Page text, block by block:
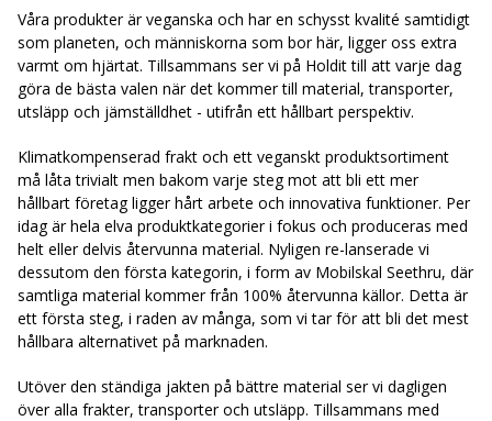
Våra produkter är veganska och har en schysst kvalité samtidigt
som planeten, och människorna som bor här, ligger oss extra
varmt om hjärtat. Tillsammans ser vi på Holdit till att varje dag
göra de bästa valen när det kommer till material, transporter,
utsläpp och jämställdhet - utifrån ett hållbart perspektiv.
Klimatkompenserad frakt och ett veganskt produktsortiment
må låta trivialt men bakom varje steg mot att bli ett mer
hållbart företag ligger hårt arbete och innovativa funktioner. Per
idag är hela elva produktkategorier i fokus och produceras med
helt eller delvis återvunna material. Nyligen re-lanserade vi
dessutom den första kategorin, i form av Mobilskal Seethru, där
samtliga material kommer från 100% återvunna källor. Detta är
ett första steg, i raden av många, som vi tar för att bli det mest
hållbara alternativet på marknaden.
Utöver den ständiga jakten på bättre material ser vi dagligen
över alla frakter, transporter och utsläpp. Tillsammans med